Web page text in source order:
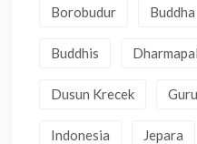
Borobudur Buddha
Buddhis
Dusun Krecek Guru
Indonesia Jepara